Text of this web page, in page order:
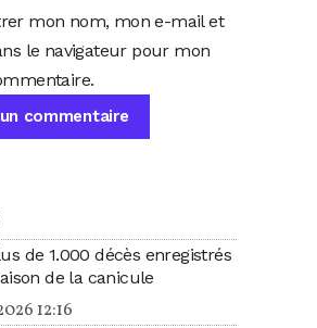
mon nom, mon e-mail et
le navigateur pour mon
de 1.000 décès enregistrés
de la canicule
12:16